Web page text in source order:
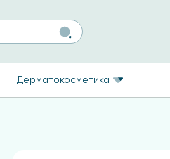
Дерматокосметика